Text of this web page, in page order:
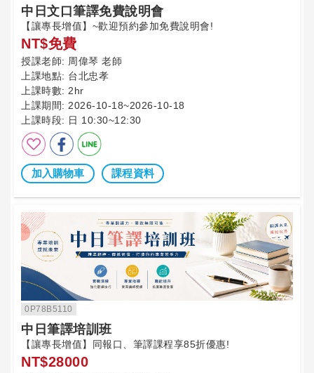
中日文口筆譯免費說明會
【讓專長增值】~歡迎預約參加免費說明會!
NT$免費
授課老師: 周偉琴 老師
上課地點: 台北忠孝
上課時數: 2hr
上課期間: 2026-10-18~2026-10-18
上課時段: 日 10:30~12:30
加入購物車 課程資料
0P78B5110
中日筆譯培訓班
【讓專長增值】同報口、筆譯課程享85折優惠!
NT$28000